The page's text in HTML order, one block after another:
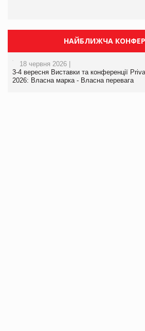
НАЙБЛИЖЧА
18 червня 2026 |
3-4 вересня Виставки та конференції
2026: Власна марка - Власна перевага